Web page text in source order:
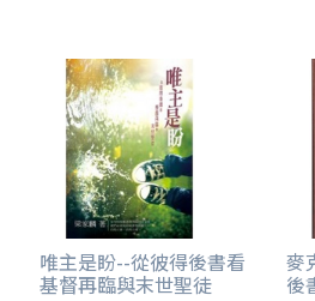
唯主是盼--從彼得後書看
基督再臨與末世聖徒
麥
後